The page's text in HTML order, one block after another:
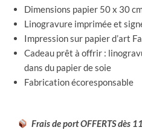
Dimensions papier 50 x 30
Linogravure imprimée et
Impression sur papier d’art
Cadeau prêt à offrir :
dans du papier de soie
Fabrication écoresponsable
Frais de port OFFERTS dès